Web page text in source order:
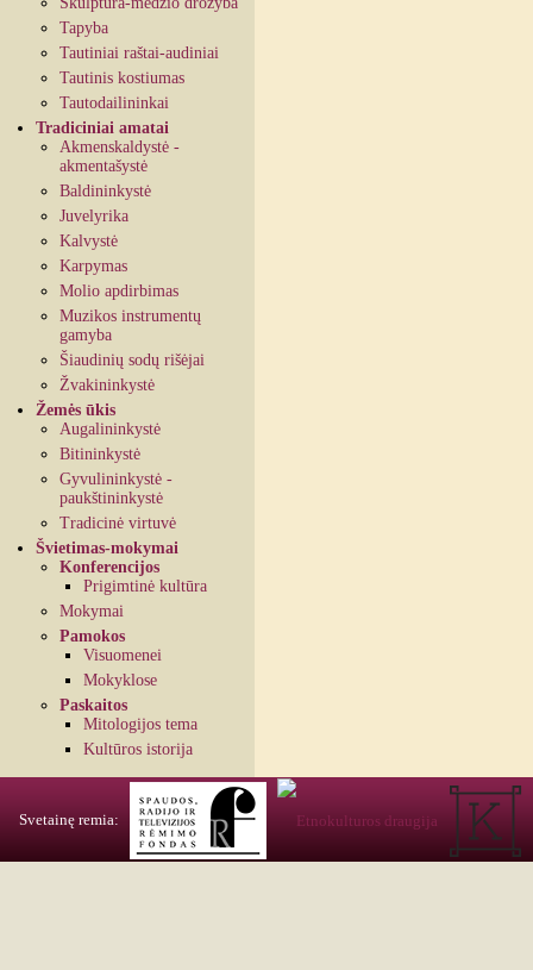
Tapyba
Tautiniai raštai-audiniai
Tautinis kostiumas
Tautodailininkai
Tradiciniai amatai
Akmenskaldystė -
akmentašystė
Baldininkystė
Juvelyrika
Kalvystė
Karpymas
Molio apdirbimas
Muzikos instrumentų
gamyba
Šiaudinių sodų rišėjai
Žvakininkystė
Žemės ūkis
Augalininkystė
Bitininkystė
Gyvulininkystė -
paukštininkystė
Tradicinė virtuvė
Švietimas-mokymai
Konferencijos
Prigimtinė kultūra
Mokymai
Pamokos
Visuomenei
Mokyklose
Paskaitos
Mitologijos tema
Kultūros istorija
Svetainę remia: